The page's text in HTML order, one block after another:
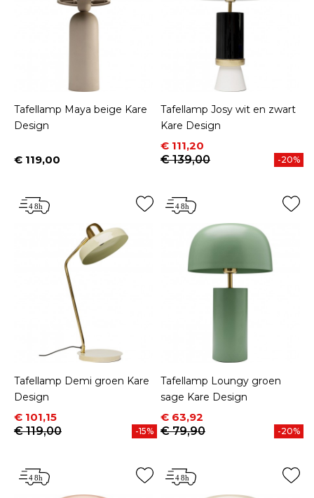
Tafellamp Maya beige Kare
Design
Prijs
€ 119,00
Tafellamp Josy wit en zwart
Kare Design
Prijs
€ 111,20
Normale prijs
€ 139,00
-20%
Tafellamp Demi groen Kare
Design
Prijs
€ 101,15
Normale prijs
€ 119,00
-15%
Tafellamp Loungy groen
sage Kare Design
Prijs
€ 63,92
Normale prijs
€ 79,90
-20%